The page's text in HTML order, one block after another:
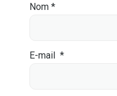
Nom *
E-mail *